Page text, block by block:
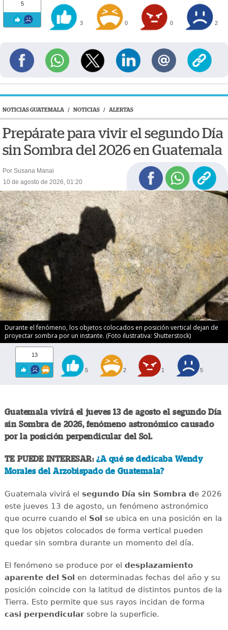
5
3 0 0 2
NOTICIAS GUATEMALA / NOTICIAS / ALERTAS
Prepárate para vivir el segundo Día
sin Sombra del 2026 en Guatemala
Por Susana Manai
10 de agosto de 2026, 01:20
Durante el fenómeno, los objetos colocados en posición vertical dejan de
proyectar sombra por un instante. (Foto ilustrativa: Shutterstock)
13
5 2 1 5
Guatemala vivirá el jueves 13 de agosto el segundo Día
sin Sombra de 2026, fenómeno astronómico causado
por la posición perpendicular del Sol.
TE PUEDE INTERESAR:¿A qué se dedicaba Wendy
Morales del Arzobispado de Guatemala?
Guatemala vivirá el segundo Día sin Sombra d e 2026
este jueves 13 de agosto, un fenómeno astronómico
que ocurre cuando el Sol se ubica en una posición en la
que los objetos colocados de forma vertical pueden
quedar sin sombra durante un momento del día.
El fenómeno se produce por el desplazamiento
aparente del Sol en determinadas fechas del año y su
posición coincide con la latitud de distintos puntos de la
Tierra. Esto permite que sus rayos incidan de forma
casi perpendicularsobre la superficie.